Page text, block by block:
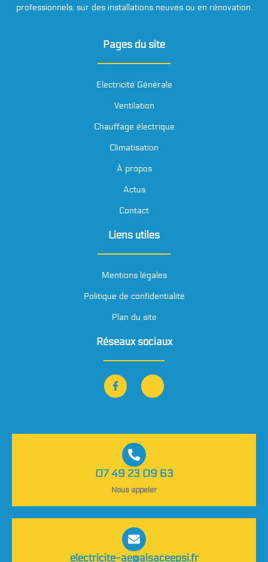
professionnels, sur des installations neuves ou en rénovation.
Pages du site
Electricité Générale
Ventilation
Chauffage électrique
Climatisation
À propos
Actus
Contact
Liens utiles
Mentions légales
Politique de confidentialité
Plan du site
Réseaux sociaux
07 49 23 09 63
Nous appeler
electricite-ae@alsaceepsi.fr